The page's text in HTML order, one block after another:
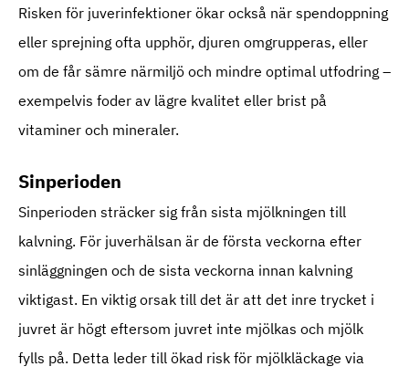
Risken för juverinfektioner ökar också när spendoppning
eller sprejning ofta upphör, djuren omgrupperas, eller
om de får sämre närmiljö och mindre optimal utfodring –
exempelvis foder av lägre kvalitet eller brist på
vitaminer och mineraler.
Sinperioden
Sinperioden sträcker sig från sista mjölkningen till
kalvning. För juverhälsan är de första veckorna efter
sinläggningen och de sista veckorna innan kalvning
viktigast. En viktig orsak till det är att det inre trycket i
juvret är högt eftersom juvret inte mjölkas och mjölk
fylls på. Detta leder till ökad risk för mjölkläckage via